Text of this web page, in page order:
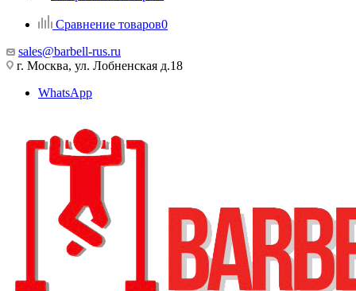
Сравнение товаров0
sales@barbell-rus.ru
г. Москва, ул. Лобненская д.18
WhatsApp